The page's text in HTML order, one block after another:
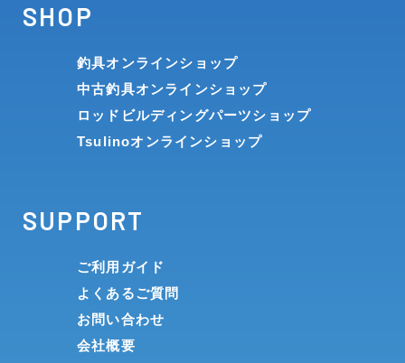
SHOP
釣具オンラインショップ
中古釣具オンラインショップ
ロッドビルディングパーツショップ
Tsulinoオンラインショップ
SUPPORT
ご利用ガイド
よくあるご質問
お問い合わせ
会社概要